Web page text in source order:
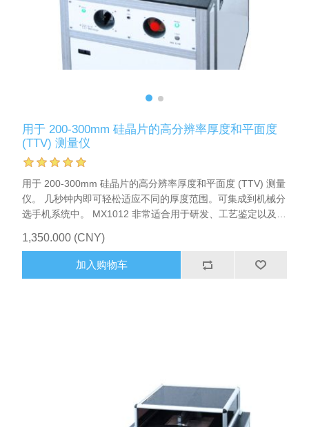
用于 200-300mm 硅晶片的高分辨率厚度和平面度
(TTV) 测量仪
用于 200-300mm 硅晶片的高分辨率厚度和平面度 (TTV) 测量
仪。 几秒钟内即可轻松适应不同的厚度范围。可集成到机械分
选⼿机系统中。 MX1012 非常适合用于研发、工艺鉴定以及厚
平面度 (TTV)。一对电容式传感器对每个晶片上的四个径向轮
廓（45 度）进行采样，这些轮廓由数百个局部厚度 值组成。
1,350.000 (CNY)
加入购物车